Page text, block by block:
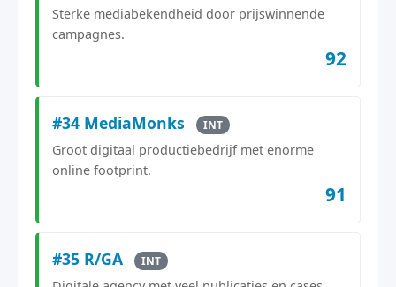
Sterke mediabekendheid door prijswinnende
campagnes.
92
#34 MediaMonks INT
Groot digitaal productiebedrijf met enorme
online footprint.
91
#35 R/GA INT